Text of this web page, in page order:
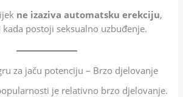
ne izaziva automatsku erekciju,
postoji seksualno uzbuđenje.
za jaču potenciju – Brzo djelovanje
je relativno brzo djelovanje.